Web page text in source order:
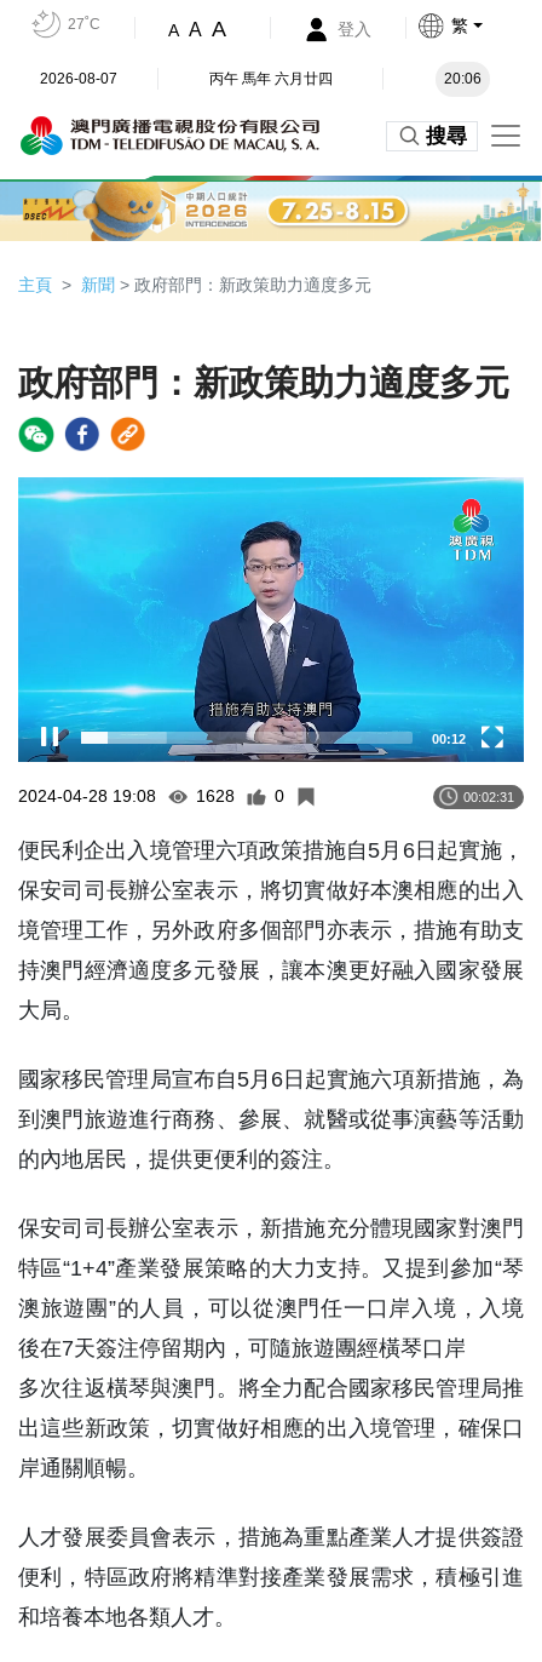
27˚C A A A 登入 繁
2026-08-07 丙午 馬年 六月廿四 20:06
搜尋
主頁 新聞 > 政府部門：新政策助力適度多元
政府部門：新政策助力適度多元
Video
00:13
2024-04-28 19:08 1628 0 00:02:31
便民利企出入境管理六項政策措施自5月6日起實施，
保安司司長辦公室表示，將切實做好本澳相應的出入
境管理工作，另外政府多個部門亦表示，措施有助支
持澳門經濟適度多元發展，讓本澳更好融入國家發展
大局。
國家移民管理局宣布自5月6日起實施六項新措施，為
到澳門旅遊進行商務、參展、就醫或從事演藝等活動
的內地居民，提供更便利的簽注。
保安司司長辦公室表示，新措施充分體現國家對澳門
特區“1+4”產業發展策略的大力支持。又提到參加“琴
澳旅遊團”的人員，可以從澳門任一口岸入境，入境
後在7天簽注停留期內，可隨旅遊團經橫琴口岸
多次往返橫琴與澳門。將全力配合國家移民管理局推
出這些新政策，切實做好相應的出入境管理，確保口
岸通關順暢。
人才發展委員會表示，措施為重點產業人才提供簽證
便利，特區政府將精準對接產業發展需求，積極引進
和培養本地各類人才。